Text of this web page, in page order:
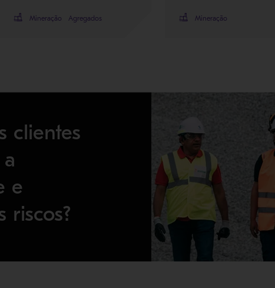
Mineração Agregados Mineração
clientes
e
riscos?